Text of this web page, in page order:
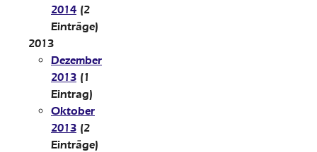
2014 (2
Einträge)
2013
Dezember
2013 (1
Eintrag)
Oktober
2013 (2
Einträge)